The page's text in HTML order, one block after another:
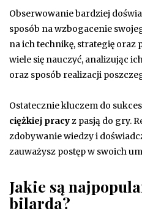
Obserwowanie bardziej
sposób na wzbogacenie
na ich technikę, strategię oraz
wiele się nauczyć, analizując
oraz sposób realizacji
Ostatecznie kluczem do
ciężkiej pracyz pasją do gry.
zdobywanie wiedzy i
zauważysz postęp w swoich
Jakie są
bilarda?